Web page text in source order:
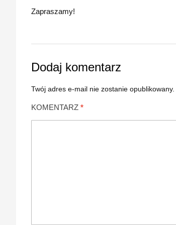
Zapraszamy!
Dodaj komentarz
Twój adres e-mail nie zostanie opublikowany.
KOMENTARZ *